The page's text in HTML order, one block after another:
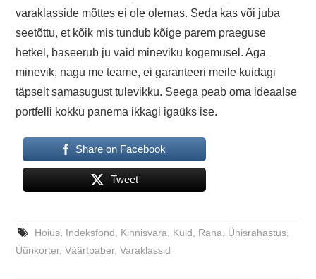
varaklasside mõttes ei ole olemas. Seda kas või juba
seetõttu, et kõik mis tundub kõige parem praeguse
hetkel, baseerub ju vaid mineviku kogemusel. Aga
minevik, nagu me teame, ei garanteeri meile kuidagi
täpselt samasugust tulevikku. Seega peab oma ideaalse
portfelli kokku panema ikkagi igaüks ise.
Share on Facebook
Tweet
Hoius, Indeksfond Kinnisvara Kuld Raha Ühisrahastus,
Üürikorter,Väärtpaber,Varaklassid